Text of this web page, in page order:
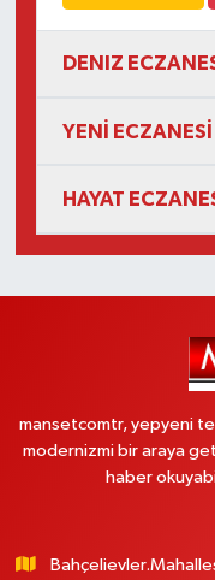
DENIZ
YENİ ECZANESİ
HAYAT
mansetcomtr, yepyeni
modernizmi bir araya
haber